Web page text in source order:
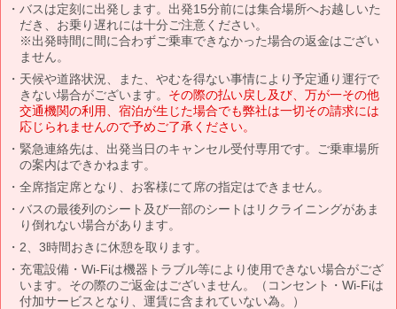
バスは定刻に出発します。出発15分前には集合場所へお越しいた
だき、お乗り遅れには十分ご注意ください。
※出発時間に間に合わずご乗車できなかった場合の返金はござい
ません。
天候や道路状況、また、やむを得ない事情により予定通り運行で
きない場合がございます。 その際の払い戻し及び、万が一その他
交通機関の利用、宿泊が生じた場合でも弊社は一切その請求には
応じられませんので予めご了承ください。
緊急連絡先は、出発当日のキャンセル受付専用です。ご乗車場所
の案内はできかねます。
全席指定席となり、お客様にて席の指定はできません。
バスの最後列のシート及び一部のシートはリクライニングがあま
り倒れない場合があります。
2、3時間おきに休憩を取ります。
充電設備・Wi-Fiは機器トラブル等により使用できない場合がござ
います。その際のご返金はございません。（コンセント・Wi-Fiは
付加サービスとなり、運賃に含まれていない為。）